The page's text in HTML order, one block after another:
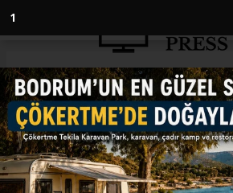
Anasayfa ENGLISH
Oman opens
maritime corridor
Strait of
ENGLISH